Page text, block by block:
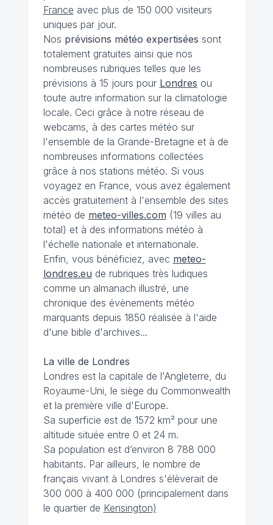
France avec plus de 150 000 visiteurs
uniques par jour.
Nos prévisions météo expertisées sont
totalement gratuites ainsi que nos
nombreuses rubriques telles que les
prévisions à 15 jours pour Londres ou
toute autre information sur la climatologie
locale. Ceci grâce à notre réseau de
webcams, à des cartes météo sur
l'ensemble de la Grande-Bretagne et à de
nombreuses informations collectées
grâce à nos stations météo. Si vous
voyagez en France, vous avez également
accès gratuitement à l'ensemble des sites
météo de meteo-villes.com (19 villes au
total) et à des informations météo à
l'échelle nationale et internationale.
Enfin, vous bénéficiez, avec meteo-
londres.eu de rubriques très ludiques
comme un almanach illustré, une
chronique des évènements météo
marquants depuis 1850 réalisée à l'aide
d'une bible d'archives...
La ville de Londres
Londres est la capitale de l'Angleterre, du
Royaume-Uni, le siège du Commonwealth
et la première ville d'Europe.
Sa superficie est de 1572 km² pour une
altitude située entre 0 et 24 m.
Sa population est d’environ 8 788 000
habitants. Par ailleurs, le nombre de
français vivant à Londres s'élèverait de
300 000 à 400 000 (principalement dans
le quartier de Kensington)